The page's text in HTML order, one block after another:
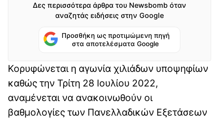
Δες περισσότερα άρθρα του Newsbomb όταν
αναζητάς ειδήσεις στην Google
Προσθήκη ως προτιμώμενη πηγή
στα αποτελέσματα Google
Κορυφώνεται η αγωνία χιλιάδων υποψηφίων
καθώς την Τρίτη 28 Ιουλίου 2022,
αναμένεται να ανακοινωθούν οι
βαθμολογίες των Πανελλαδικών Εξετάσεων